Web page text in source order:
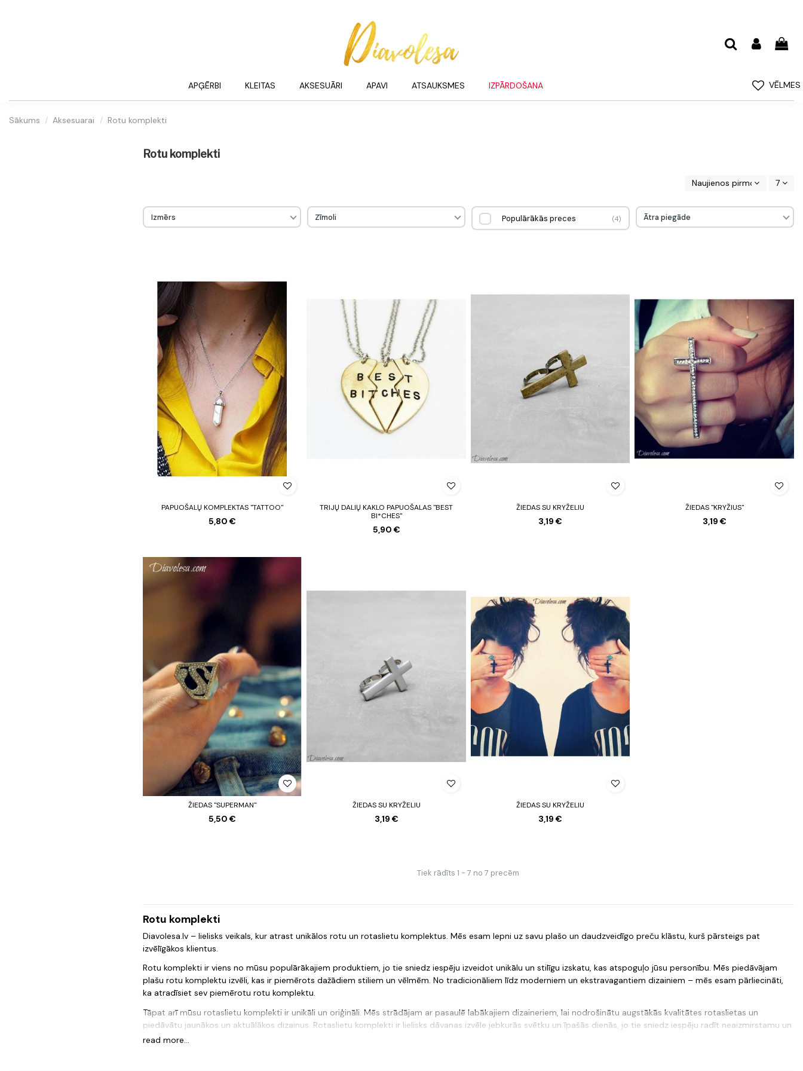
APĢĒRBI KLEITAS AKSESUĀRI APAVI ATSAUKSMES IZPĀRDOŠANA VĒLMES
Sākums Aksesuarai Rotu komplekti
Rotu komplekti
Naujienos pirmos 7
Izmērs Zīmoli Populārākās preces 4 Ātra piegāde
PAPUOŠALŲ KOMPLEKTAS "TATTOO"
5,80 €
TRIJŲ DALIŲ KAKLO PAPUOŠALAS "BEST
BI*CHES"
5,90 €
ŽIEDAS SU KRYŽELIU
3,19 €
ŽIEDAS "KRYŽIUS"
3,19 €
ŽIEDAS "SUPERMAN"
5,50 €
ŽIEDAS SU KRYŽELIU
3,19 €
ŽIEDAS SU KRYŽELIU
3,19 €
Tiek rādīts 1 - 7 no 7 precēm
Rotu komplekti
Diavolesa.lv – lielisks veikals, kur atrast unikālos rotu un rotaslietu komplektus. Mēs esam lepni uz savu plašo un daudzveidīgo preču klāstu, kurš pārsteigs pat
izvēlīgākos klientus.
Rotu komplekti ir viens no mūsu populārākajiem produktiem, jo tie sniedz iespēju izveidot unikālu un stilīgu izskatu, kas atspoguļo jūsu personību. Mēs piedāvājam
plašu rotu komplektu izvēli, kas ir piemērots dažādiem stiliem un vēlmēm. No tradicionāliem līdz moderniem un ekstravagantiem dizainiem – mēs esam pārliecināti,
ka atradīsiet sev piemērotu rotu komplektu.
Tāpat arī mūsu rotaslietu komplekti ir unikāli un oriģināli. Mēs strādājam ar pasaulē labākajiem dizaineriem, lai nodrošinātu augstākās kvalitātes rotaslietas un
piedāvātu jaunākos un aktuālākos dizainus. Rotaslietu komplekti ir lielisks dāvanas izvēle jebkurās svētku un īpašās dienās, jo tie sniedz iespēju radīt neaizmirstamu un
stilīgu atmiņu.
read more...